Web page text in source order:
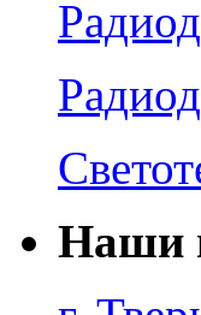
Наши